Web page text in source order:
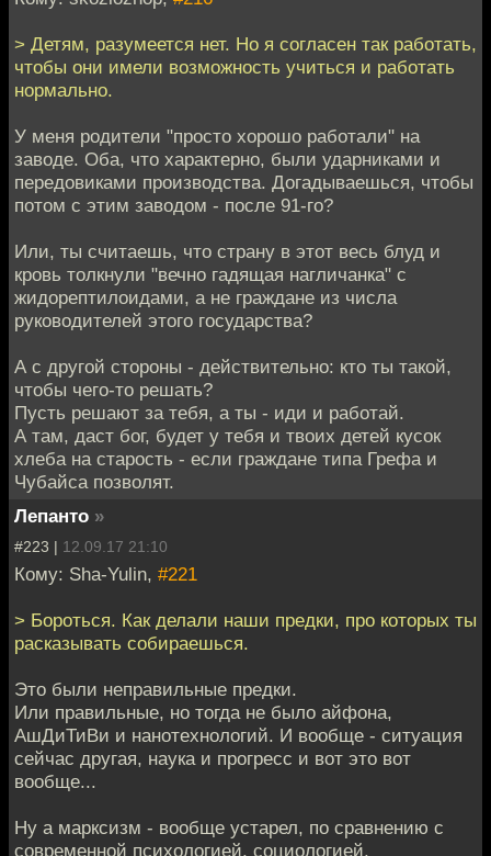
> Детям, разумеется нет. Но я согласен так работать,
чтобы они имели возможность учиться и работать
нормально.
У меня родители "просто хорошо работали" на
заводе. Оба, что характерно, были ударниками и
передовиками производства. Догадываешься, чтобы
потом с этим заводом - после 91-го?
Или, ты считаешь, что страну в этот весь блуд и
кровь толкнули "вечно гадящая нагличанка" с
жидорептилоидами, а не граждане из числа
руководителей этого государства?
А с другой стороны - действительно: кто ты такой,
чтобы чего-то решать?
Пусть решают за тебя, а ты - иди и работай.
А там, даст бог, будет у тебя и твоих детей кусок
хлеба на старость - если граждане типа Грефа и
Чубайса позволят.
Лепанто »
#223 | 12.09.17 21:10
Кому: Sha-Yulin, #221
> Бороться. Как делали наши предки, про которых ты
расказывать собираешься.
Это были неправильные предки.
Или правильные, но тогда не было айфона,
АшДиТиВи и нанотехнологий. И вообще - ситуация
сейчас другая, наука и прогресс и вот это вот
вообще...
Ну а марксизм - вообще устарел, по сравнению с
современной психологией, социологией,